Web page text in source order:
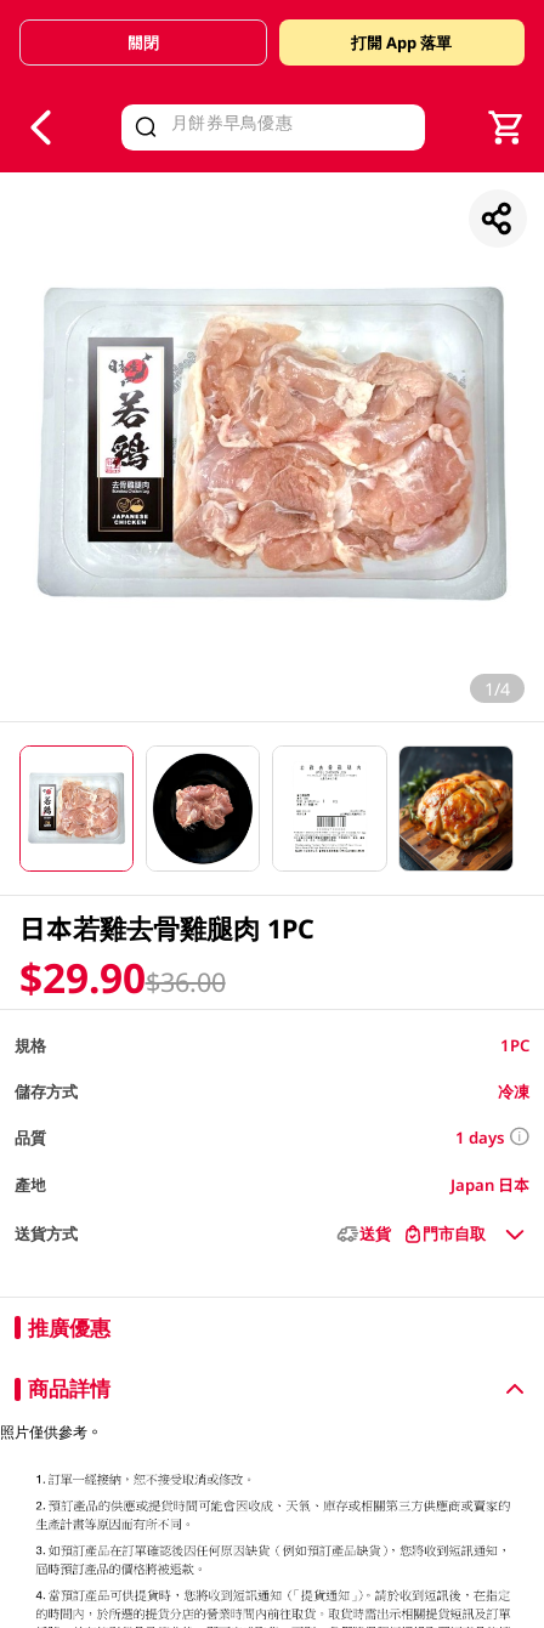
Valid Until 30 June 2026
關閉 打開 App 落單
1/4
日本若雞去骨雞腿肉 1PC
$29.90$36.00
規格 1PC
儲存方式 冷凍
品質 1 days
產地 Japan 日本
送貨方式 送貨 門市自取
推廣優惠
商品詳情
照片僅供參考。